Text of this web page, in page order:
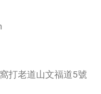
打老道山文福道5號